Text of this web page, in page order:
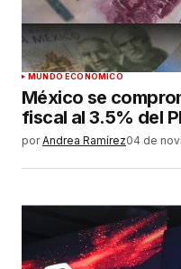
MUNDO ECONÓMICO
México se
fiscal al 3.5% del
por Andrea Ramírez04 de